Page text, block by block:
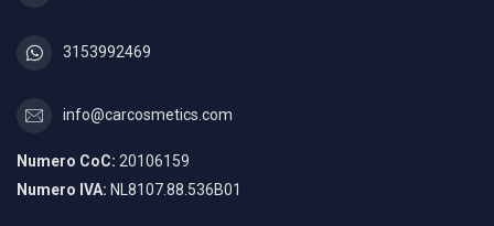
3153992469
info@carcosmetics.com
Numero CoC: 20106159
Numero IVA: NL8107.88.536B01